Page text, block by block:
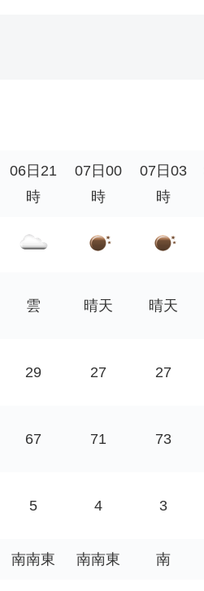
06日21
時
07日00
時
07日03
時
雲 晴天 晴天
29 27 27
67 71 73
5 4 3
南南東 南南東 南